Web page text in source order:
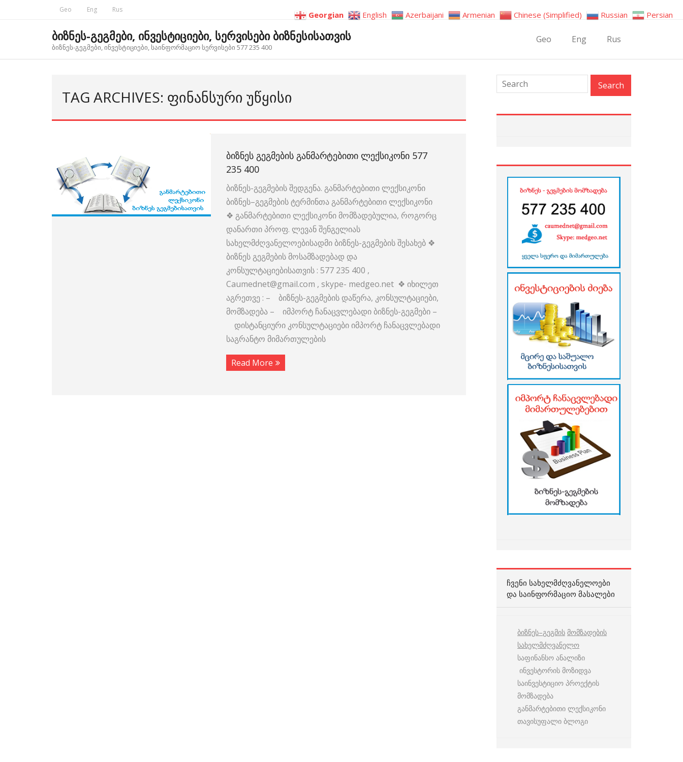
Geo Eng Rus
ბიზნეს-გეგმები, ინვესტიციები, სერვისები ბიზნესისათვის
ბიზნეს-გეგმები, ინვესტიციები, საინფორმაციო სერვისები 577 235 400
Geo Eng Rus
TAG ARCHIVES: ᲤᲘᲜᲐᲜᲡᲣᲠᲘ ᲣᲬᲧᲘᲡᲘ
ᲑᲘᲖᲜᲔᲡ ᲒᲔᲒᲛᲔᲑᲘᲡ ᲒᲐᲜᲛᲐᲠᲢᲔᲑᲘᲗᲘ ᲚᲔᲥᲡᲘᲙᲝᲜᲘ 577
235 400
ბიზნეს-გეგმების შედგენა. განმარტებითი ლექსიკონი
ბიზნეს–გეგმების ტერმინთა განმარტებითი ლექსიკონი
❖ განმარტებითი ლექსიკონი მომზადებულია, როგორც
დანართი პროფ. ლევან შენგელიას
სახელმძღვანელოებისადმი ბიზნეს-გეგმების შესახებ ❖
ბიზნეს გეგმების მოსამზადებად და
კონსულტაციებისათვის : 577 235 400 ,
Caumednet@gmail.com , skype- medgeo.net ❖ იხილეთ
აგრეთვე : – ბიზნეს-გეგმების დაწერა, კონსულტაციები,
მომზადება – იმპორტ ჩანაცვლებადი ბიზნეს-გეგმები –
დისტანციური კონსულტაციები იმპორტ ჩანაცვლებადი
საგრანტო მიმართულების
Read More
ᲩᲕᲔᲜᲘ ᲡᲐᲮᲔᲚᲛᲫᲦᲕᲐᲜᲔᲚᲝᲔᲑᲘ
ᲓᲐ ᲡᲐᲘᲜᲤᲝᲠᲛᲐᲪᲘᲝ ᲛᲐᲡᲐᲚᲔᲑᲘ
ბიზნეს–გეგმის მომზადების
სახელმძღვანელო
საფინანსო ანალიზი
ინვესტორის მოზიდვა
საინვესტიციო პროექტის
მომზადება
განმარტებითი ლექსიკონი
თავისუფალი ბლოგი
Georgian English Azerbaijani Armenian Chinese (Simplified) Russian Persian